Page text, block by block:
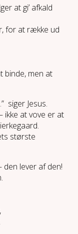
at gi’ afkald
for at række ud
binde, men at
siger Jesus.
ikke at vove er at
største
lever af den!